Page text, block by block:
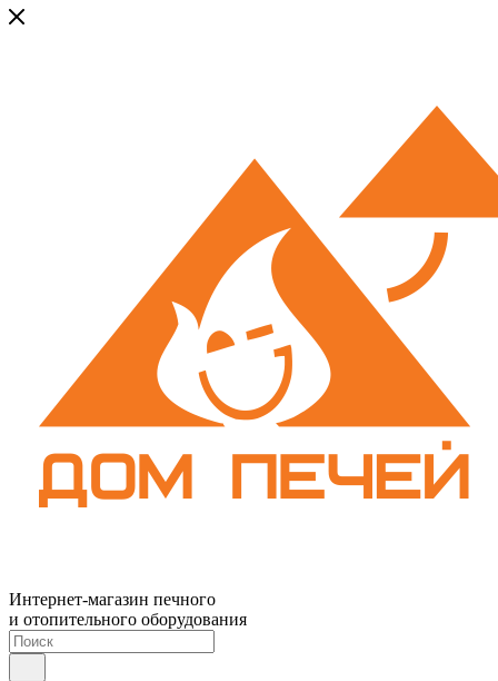
Интернет-магазин печного
и отопительного оборудования